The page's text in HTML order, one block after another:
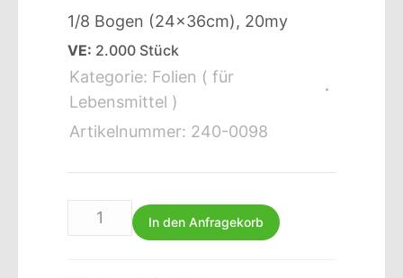
1/8 Bogen (24x36cm), 20my
VE: 2.000 Stück
Kategorie: Folien ( für
Lebensmittel )
Artikelnummer: 240-0098
In den Anfragekorb